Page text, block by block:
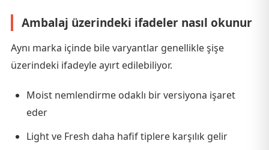
Ambalaj üzerindeki ifadeler nasıl okunur
Aynı marka içinde bile varyantlar genellikle şişe
üzerindeki ifadeyle ayırt edilebiliyor.
Moist nemlendirme odaklı bir versiyona işaret
eder
Light ve Fresh daha hafif tiplere karşılık gelir